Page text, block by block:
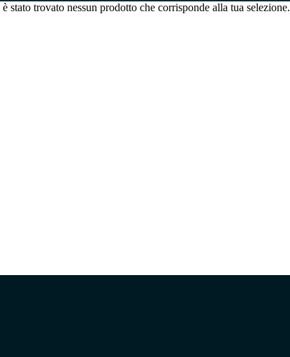
stato trovato nessun prodotto che corrisponde alla tua selezione.